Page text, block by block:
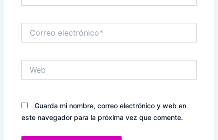
electrónico*
Guarda mi nombre, correo electrónico y web en
este navegador para la próxima vez que comente.